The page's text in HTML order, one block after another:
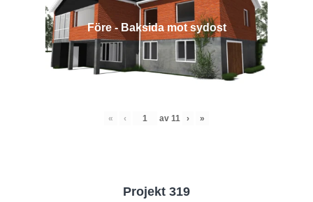
Före - Baksida mot sydost
« ‹ av 11 › »
Projekt 319